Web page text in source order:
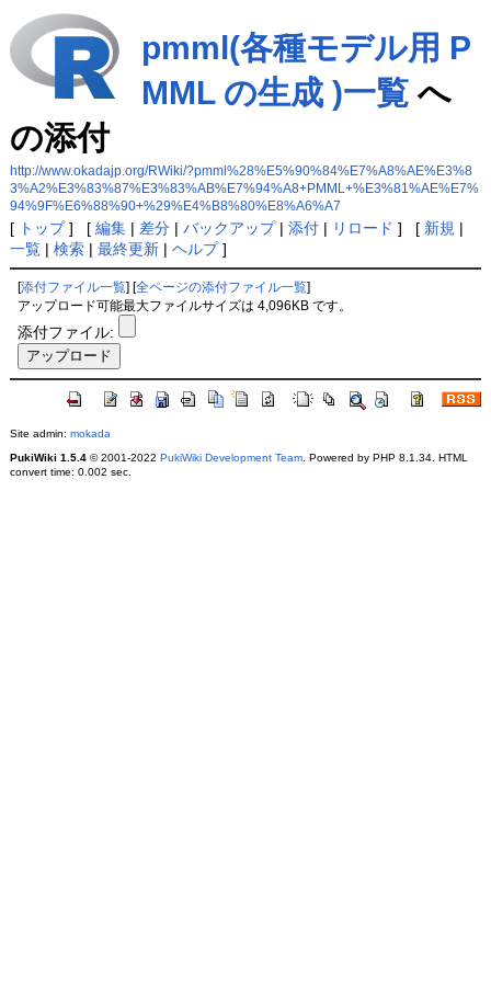
pmml(各種モデル用 P
MML の生成 )一覧へ
の添付
http://www.okadajp.org/RWiki/?pmml%28%E5%90%84%E7%A8%AE%E3%8
3%A2%E3%83%87%E3%83%AB%E7%94%A8+PMML+%E3%81%AE%E7%
94%9F%E6%88%90+%29%E4%B8%80%E8%A6%A7
[ トップ] [ 編集| 差分| バックアップ| 添付| リロード ] [ 新規 |
一覧| 検索| 最終更新| ヘルプ]
[添付ファイル一覧 ] [全ページの添付ファイル一覧
アップロード可能最大ファイルサイズは 4,096KB です。
添付ファイル:
Site admin: mokada
PukiWiki 1.5.4© 2001-2022 PukiWiki Development Team. Powered by PHP 8.1.34. HTML
convert time: 0.002 sec.